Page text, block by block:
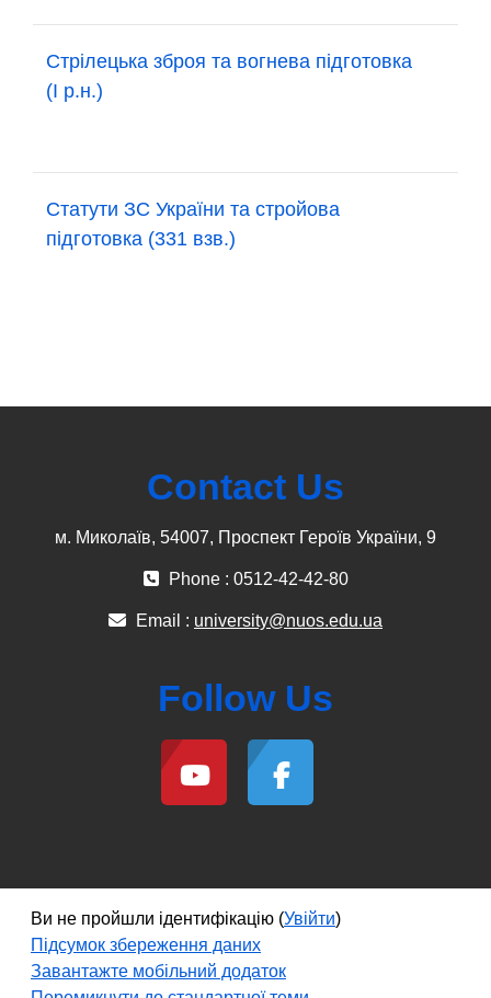
Стрілецька зброя та вогнева підготовка
(І р.н.)
Статути ЗС України та стройова
підготовка (331 взв.)
Contact Us
м. Миколаїв, 54007, Проспект Героїв України, 9
Phone : 0512-42-42-80
Email : university@nuos.edu.ua
Follow Us
Ви не пройшли ідентифікацію (Увійти)
Підсумок збереження даних
Завантажте мобільний додаток